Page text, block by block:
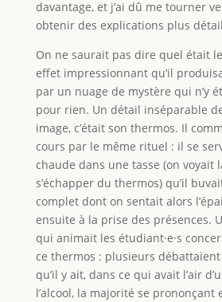
davantage, et j’ai dû me tourner
obtenir des explications plus
On ne saurait pas dire quel était
effet impressionnant qu’il
par un nuage de mystère qui n’y
pour rien. Un détail inséparable
image, c’était son thermos. Il
cours par le même rituel : il se
chaude dans une tasse (on voyait
s’échapper du thermos) qu’il
complet dont on sentait alors
ensuite à la prise des présences.
qui animait les étudiant·e·s
ce thermos : plusieurs
qu’il y ait, dans ce qui avait l’air
l’alcool, la majorité se prononçant